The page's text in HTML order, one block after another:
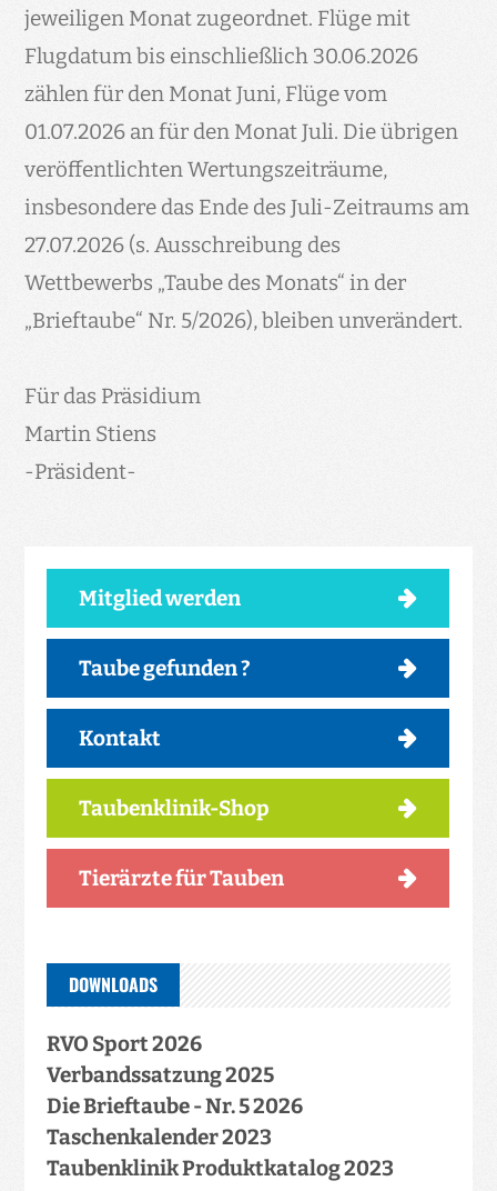
jeweiligen Monat zugeordnet. Flüge mit
Flugdatum bis einschließlich 30.06.2026
zählen für den Monat Juni, Flüge vom
01.07.2026 an für den Monat Juli. Die übrigen
veröffentlichten Wertungszeiträume,
insbesondere das Ende des Juli-Zeitraums am
27.07.2026 (s. Ausschreibung des
Wettbewerbs „Taube des Monats“ in der
„Brieftaube“ Nr. 5/2026), bleiben unverändert.
Für das Präsidium
Martin Stiens
-Präsident-
Mitglied werden
Taube gefunden ?
Kontakt
Taubenklinik-Shop
Tierärzte für Tauben
DOWNLOADS
RVO Sport 2026
Verbandssatzung 2025
Die Brieftaube - Nr. 5 2026
Taschenkalender 2023
Taubenklinik Produktkatalog 2023